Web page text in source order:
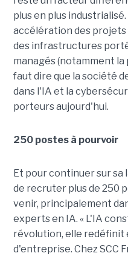
plus en plus
accélération des
des infrastructures
managés (notamment la
faut dire que la société
dans l'IA et la
porteurs aujourd'hui.
250 postes à pourvoir
Et pour continuer sur sa
de recruter plus de 250
venir, principalement
experts en IA. « L'IA
révolution, elle redéfinit
d'entreprise. Chez SCC